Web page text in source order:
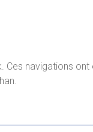
Ces navigations